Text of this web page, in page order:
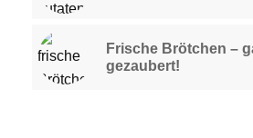
Frische Brötchen –
gezaubert!